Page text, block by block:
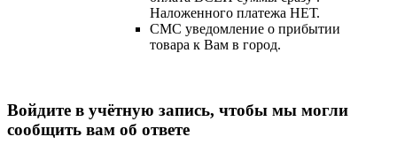
Наложенного платежа НЕТ.
СМС уведомление о прибытии
товара к Вам в город.
Войдите в учётную запись, чтобы мы могли
сообщить вам об ответе